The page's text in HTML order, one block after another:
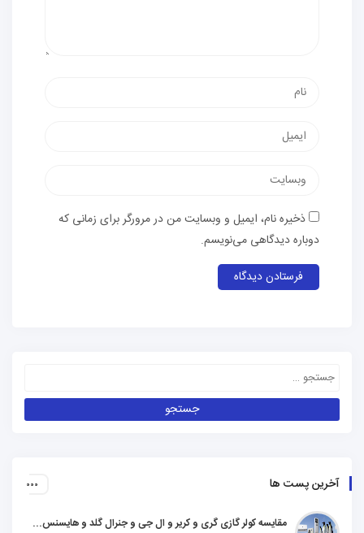
ذخیره نام، ایمیل و وبسایت من در مرورگر برای زمانی که
دوباره دیدگاهی می‌نویسم.
آخرین پست ها
مقایسه کولر گازی گری و کریر و ال جی و جنرال گلد و هایسنس و مدیا و اجنرال